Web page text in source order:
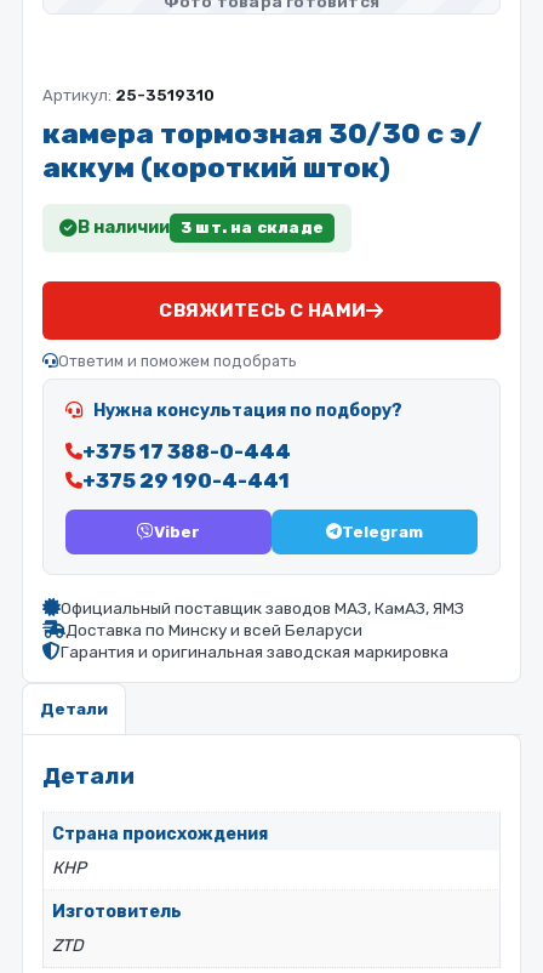
Артикул: 25-3519310
камера тормозная 30/30 с э/
аккум (короткий шток)
В наличии 3 шт. на складе
СВЯЖИТЕСЬ С НАМИ
Ответим и поможем подобрать
Нужна консультация по подбору?
+375 17 388-0-444
+375 29 190-4-441
Viber Telegram
Официальный поставщик заводов МАЗ, КамАЗ, ЯМЗ
Доставка по Минску и всей Беларуси
Гарантия и оригинальная заводская маркировка
Детали
Детали
Страна происхождения
КНР
Изготовитель
ZTD